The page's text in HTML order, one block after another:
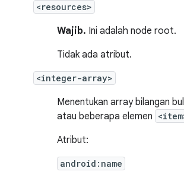
<resources>
Wajib. Ini adalah node root.
Tidak ada atribut.
<integer-array>
Menentukan array bilangan
atau beberapa elemen
Atribut:
android:name